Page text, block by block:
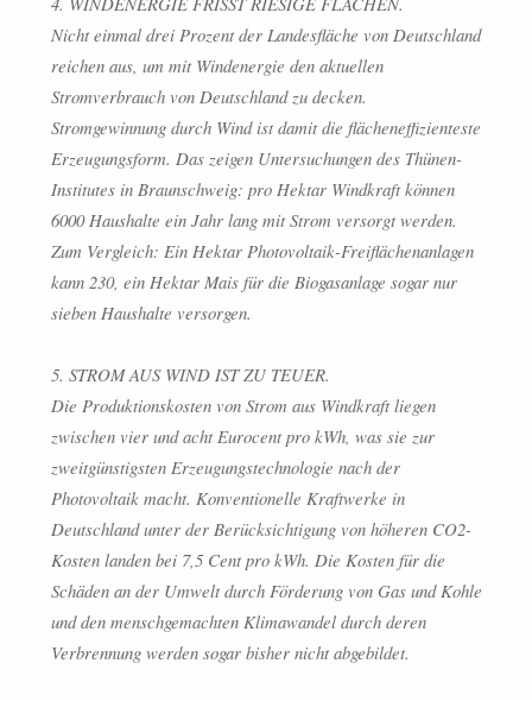
Nicht einmal drei Prozent der Landesfläche von Deutschland
reichen aus, um mit Windenergie den aktuellen
Stromverbrauch von Deutschland zu decken.
Stromgewinnung durch Wind ist damit die flächeneffizienteste
Erzeugungsform. Das zeigen Untersuchungen des Thünen-
Institutes in Braunschweig: pro Hektar Windkraft können
6000 Haushalte ein Jahr lang mit Strom versorgt werden.
Zum Vergleich: Ein Hektar Photovoltaik-Freiflächenanlagen
kann 230, ein Hektar Mais für die Biogasanlage sogar nur
sieben Haushalte versorgen.
5. STROM AUS WIND IST ZU TEUER.
Die Produktionskosten von Strom aus Windkraft liegen
zwischen vier und acht Eurocent pro kWh, was sie zur
zweitgünstigsten Erzeugungstechnologie nach der
Photovoltaik macht. Konventionelle Kraftwerke in
Deutschland unter der Berücksichtigung von höheren CO2-
Kosten landen bei 7,5 Cent pro kWh. Die Kosten für die
Schäden an der Umwelt durch Förderung von Gas und Kohle
und den menschgemachten Klimawandel durch deren
Verbrennung werden sogar bisher nicht abgebildet.